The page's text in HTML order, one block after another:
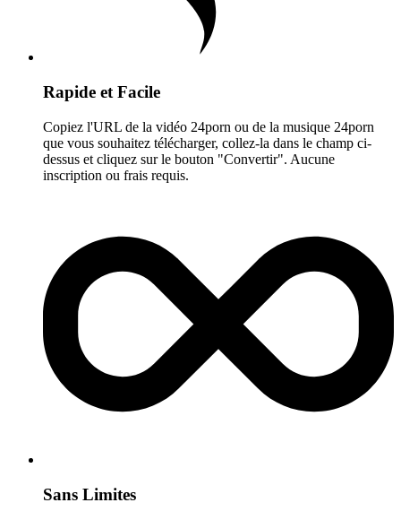
Rapide et Facile
Copiez l'URL de la vidéo 24porn ou de la musique 24porn
que vous souhaitez télécharger, collez-la dans le champ ci-
dessus et cliquez sur le bouton "Convertir". Aucune
inscription ou frais requis.
Sans Limites